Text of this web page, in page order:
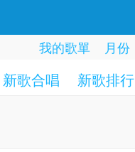
我的歌單 月份
新歌合唱 新歌排行